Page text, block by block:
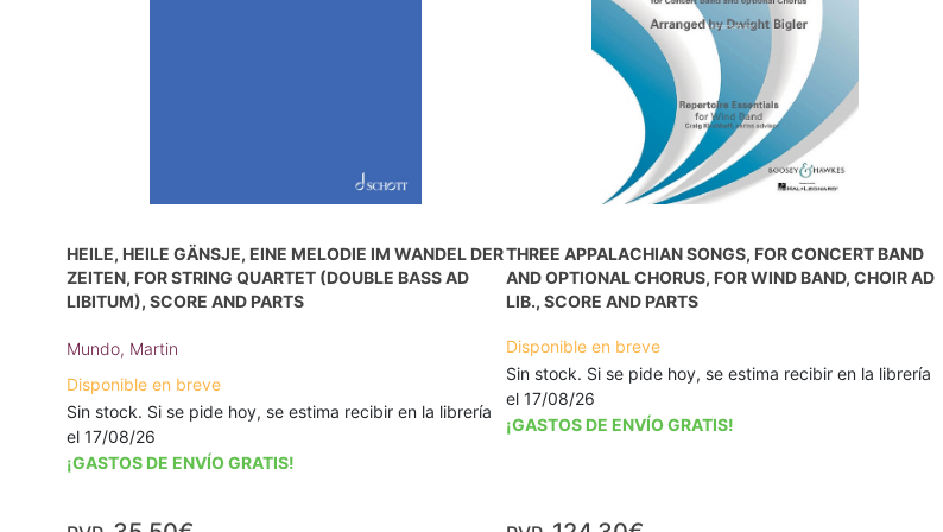
HEILE, HEILE GÄNSJE, EINE MELODIE IM WANDEL DER
ZEITEN, FOR STRING QUARTET (DOUBLE BASS AD
LIBITUM), SCORE AND PARTS
Mundo, Martin
Disponible en breve
Sin stock. Si se pide hoy, se estima recibir en la librería
el 17/08/26
¡GASTOS DE ENVÍO GRATIS!
THREE APPALACHIAN SONGS, FOR CONCERT BAND
AND OPTIONAL CHORUS, FOR WIND BAND, CHOIR AD
LIB., SCORE AND PARTS
Disponible en breve
Sin stock. Si se pide hoy, se estima recibir en la librería
el 17/08/26
¡GASTOS DE ENVÍO GRATIS!